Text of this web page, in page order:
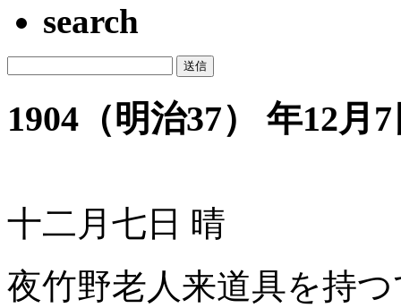
search
1904（明治37） 年12月
十二月七日 晴
夜竹野老人来道具を持